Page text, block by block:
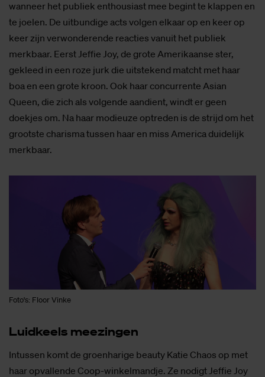
wanneer het publiek enthousiast mee begint te klappen en
te joelen. De uitbundige acts volgen elkaar op en keer op
keer zijn verwonderende reacties vanuit het publiek
merkbaar. Eerst Jeffie Joy, de grote Amerikaanse ster,
gekleed in een roze jurk die uitstekend matcht met haar
boa en een grote kroon. Ook haar concurrente Asian
Queen, die zich als volgende aandient, windt er geen
doekjes om. Na haar modieuze optreden is de strijd om het
grootste charisma tussen haar en miss America duidelijk
merkbaar.
Foto's: Floor Vinke
Luid­keels mee­zin­gen
Intussen komt de groenharige beauty Katie Chaos op met
haar opvallende Coop-winkelmandje. Ze nodigt Jeffie Joy